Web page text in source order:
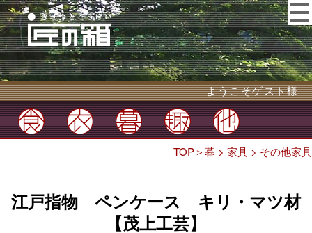
ようこそゲスト様
TOP＞暮 > 家具 > その他家具
江戸指物 ペンケース キリ・マツ材
【茂上工芸】